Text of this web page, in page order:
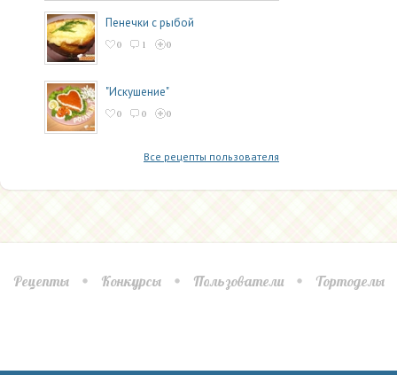
Пенечки с рыбой
0 1 0
"Искушение"
0 0 0
Все рецепты пользователя
Рецепты Конкурсы Пользователи Тортоделы